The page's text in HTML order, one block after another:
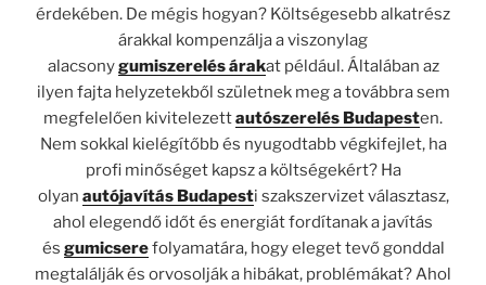
érdekében. De mégis hogyan? Költségesebb alkatrész
árakkal kompenzálja a viszonylag
alacsonygumiszerelés árakat például. Általában az
ilyen fajta helyzetekből születnek meg a továbbra sem
megfelelően kivitelezettautószerelés Budapesten.
Nem sokkal kielégítőbb és nyugodtabb végkifejlet, ha
profi minőséget kapsz a költségekért? Ha
olyan autójavítás Budapesti szakszervizet választasz,
ahol elegendő időt és energiát fordítanak a javítás
és gumicserefolyamatára, hogy eleget tevő gonddal
megtalálják és orvosolják a hibákat, problémákat? Ahol